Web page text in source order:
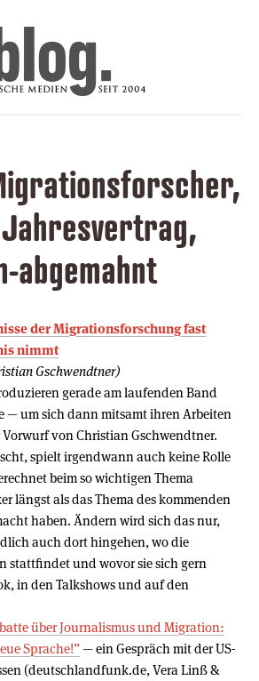
abgemahnt
der Migrationsforschung fast
nimmt
Gschwendtner)
gerade am laufenden Band
— um sich dann mitsamt ihren Arbeiten
von Christian Gschwendtner.
spielt irgendwann auch keine Rolle
beim so wichtigen Thema
längst als das Thema des kommenden
haben. Ändern wird sich das nur,
auch dort hingehen, wo die
stattfindet und wovor sie sich gern
in den Talkshows und auf den
über Journalismus und Migration:
Sprache!”— ein Gespräch mit der US-
(deutschlandfunk.de, Vera Linß &